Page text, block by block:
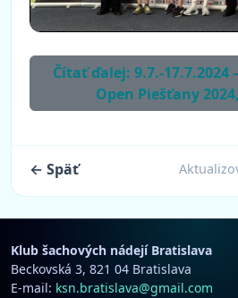
Čítať ďalej: 9.7.-17.7.2024
Open Piešťany
← Späť
Klub šachových nádejí Bratislava
Beckovská 3, 821 04 Bratislava
E-mail: ksn.bratislava@gmail.com